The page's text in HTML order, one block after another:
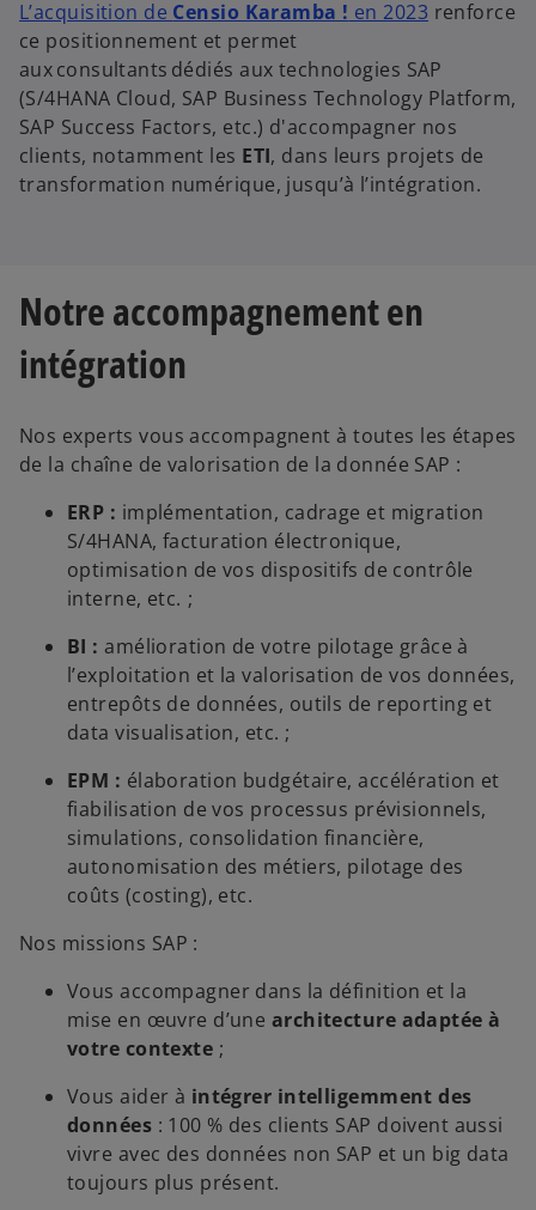
e
o
L’acquisition de Censio Karamba ! en 2023 renforce
ce positionnement et permet
aux consultants dédiés aux technologies SAP
(S/4HANA Cloud, SAP Business Technology Platform,
SAP Success Factors, etc.) d'accompagner nos
clients, notamment les ETI, dans leurs projets de
transformation numérique, jusqu’à l’intégration.
Notre accompagnement en
intégration
Nos experts vous accompagnent à toutes les étapes
de la chaîne de valorisation de la donnée SAP :
ERP : implémentation, cadrage et migration
S/4HANA, facturation électronique,
optimisation de vos dispositifs de contrôle
interne, etc. ;
BI :amélioration de votre pilotage grâce à
l’exploitation et la valorisation de vos données,
entrepôts de données, outils de reporting et
data visualisation, etc. ;
EPM : élaboration budgétaire, accélération et
fiabilisation de vos processus prévisionnels,
simulations, consolidation financière,
autonomisation des métiers, pilotage des
coûts (costing), etc.
Nos missions SAP :
Vous accompagner dans la définition et la
mise en œuvre d’une architecture adaptée à
votre contexte ;
Vous aider à intégrer intelligemment des
données : 100 % des clients SAP doivent aussi
vivre avec des données non SAP et un big data
toujours plus présent.